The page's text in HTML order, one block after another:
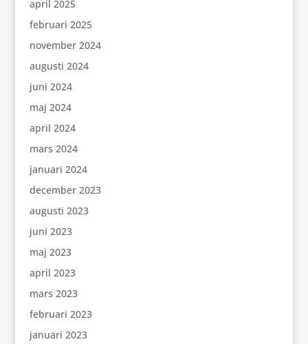
april 2025
februari 2025
november 2024
augusti 2024
juni 2024
maj 2024
april 2024
mars 2024
januari 2024
december 2023
augusti 2023
juni 2023
maj 2023
april 2023
mars 2023
februari 2023
januari 2023